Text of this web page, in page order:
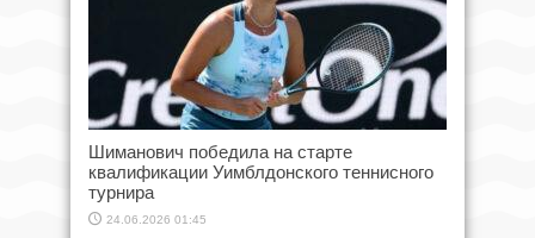
Шиманович победила на старте
квалификации Уимблдонского теннисного
турнира
24.06.2026 01:45